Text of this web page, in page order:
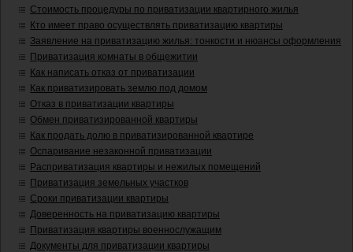
Стоимость процедуры по приватизации квартирного жилья
Кто имеет право осуществлять приватизацию квартиры
Заявление на приватизацию жилья: тонкости и нюансы оформления
Приватизация комнаты в общежитии
Как написать отказ от приватизации
Как приватизировать землю под домом
Отказ в приватизации квартиры
Обмен приватизированной квартиры
Как продать долю в приватизированной квартире
Оспаривание незаконной приватизации
Расприватизация квартиры и нежилых помещений
Приватизация земельных участков
Сроки приватизации квартиры
Доверенность на приватизацию квартиры
Приватизация квартиры военнослужащим
Документы для приватизации квартиры